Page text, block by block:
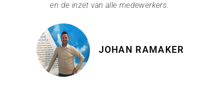
en de inzet van alle medewerkers.
JOHAN RAMAKER